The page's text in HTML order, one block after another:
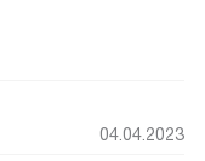
04.04.2023